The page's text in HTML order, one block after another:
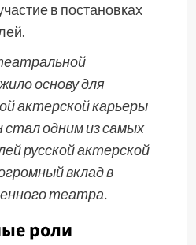
в постановках
основу для
актерской карьеры
стал одним из самых
русской актерской
вклад в
театра.
роли